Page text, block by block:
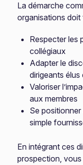
La démarche
organisations
Respecter les
collégiaux
Adapter le
dirigeants
Valoriser
aux membres
Se
simple
En intégrant ces
prospection,